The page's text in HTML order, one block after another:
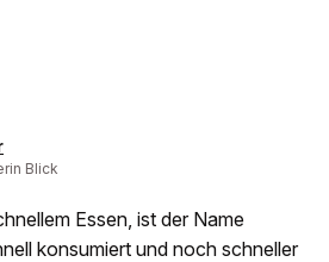
Blick
Essen, ist der Name
konsumiert und noch schneller